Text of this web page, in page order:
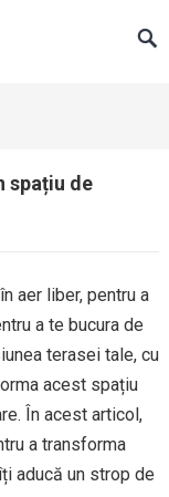
spațiu de
aer liber, pentru a
a te bucura de
terasei tale, cu
acest spațiu
În acest articol,
a transforma
aducă un strop de